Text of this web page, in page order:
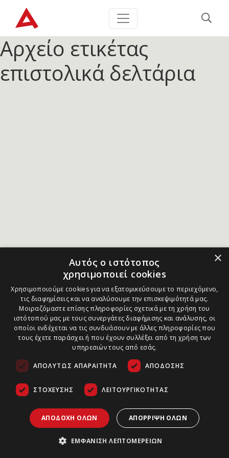
Αρχείο ετικέτας
επιστολικά δελτάρια
×
Αυτός ο ιστότοπος
χρησιμοποιεί cookies
Χρησιμοποιούμε cookies για να εξατομικεύσουμε το περιεχόμενο,
τις διαφημίσεις και να αναλύσουμε την επισκεψιμότητά μας.
Μοιραζόμαστε επίσης πληροφορίες σχετικά με τη χρήση του
ιστότοπού μας με τους συνεργάτες διαφήμισης και ανάλυσης, οι
οποίοι ενδέχεται να τις συνδυάσουν με άλλες πληροφορίες που
τους έχετε παράσχει ή που έχουν συλλέξει από τη χρήση των
υπηρεσιών τους από εσάς.
ΑΠΟΛΎΤΩΣ ΑΠΑΡΑΊΤΗΤΑ ΑΠΌΔΟΣΗΣ
ΣΤΌΧΕΥΣΗΣ ΛΕΙΤΟΥΡΓΙΚΌΤΗΤΑΣ
ΑΠΟΔΟΧΉ ΌΛΩΝ ΑΠΌΡΡΙΨΗ ΌΛΩΝ
ΕΜΦΆΝΙΣΗ ΛΕΠΤΟΜΕΡΕΙΏΝ